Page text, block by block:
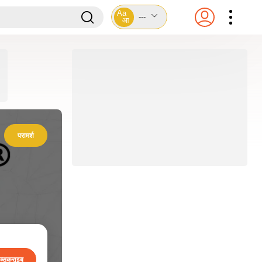
Aa
आ
---
परामर्श